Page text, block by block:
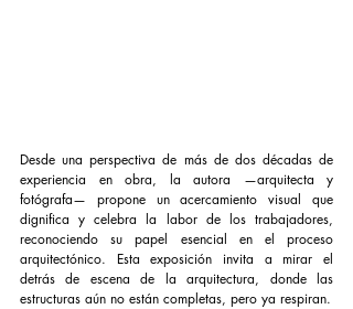
Desde una perspectiva de más de dos décadas de
experiencia en obra, la autora —arquitecta y
fotógrafa— propone un acercamiento visual que
dignifica y celebra la labor de los trabajadores,
reconociendo su papel esencial en el proceso
arquitectónico. Esta exposición invita a mirar el
detrás de escena de la arquitectura, donde las
estructuras aún no están completas, pero ya respiran.